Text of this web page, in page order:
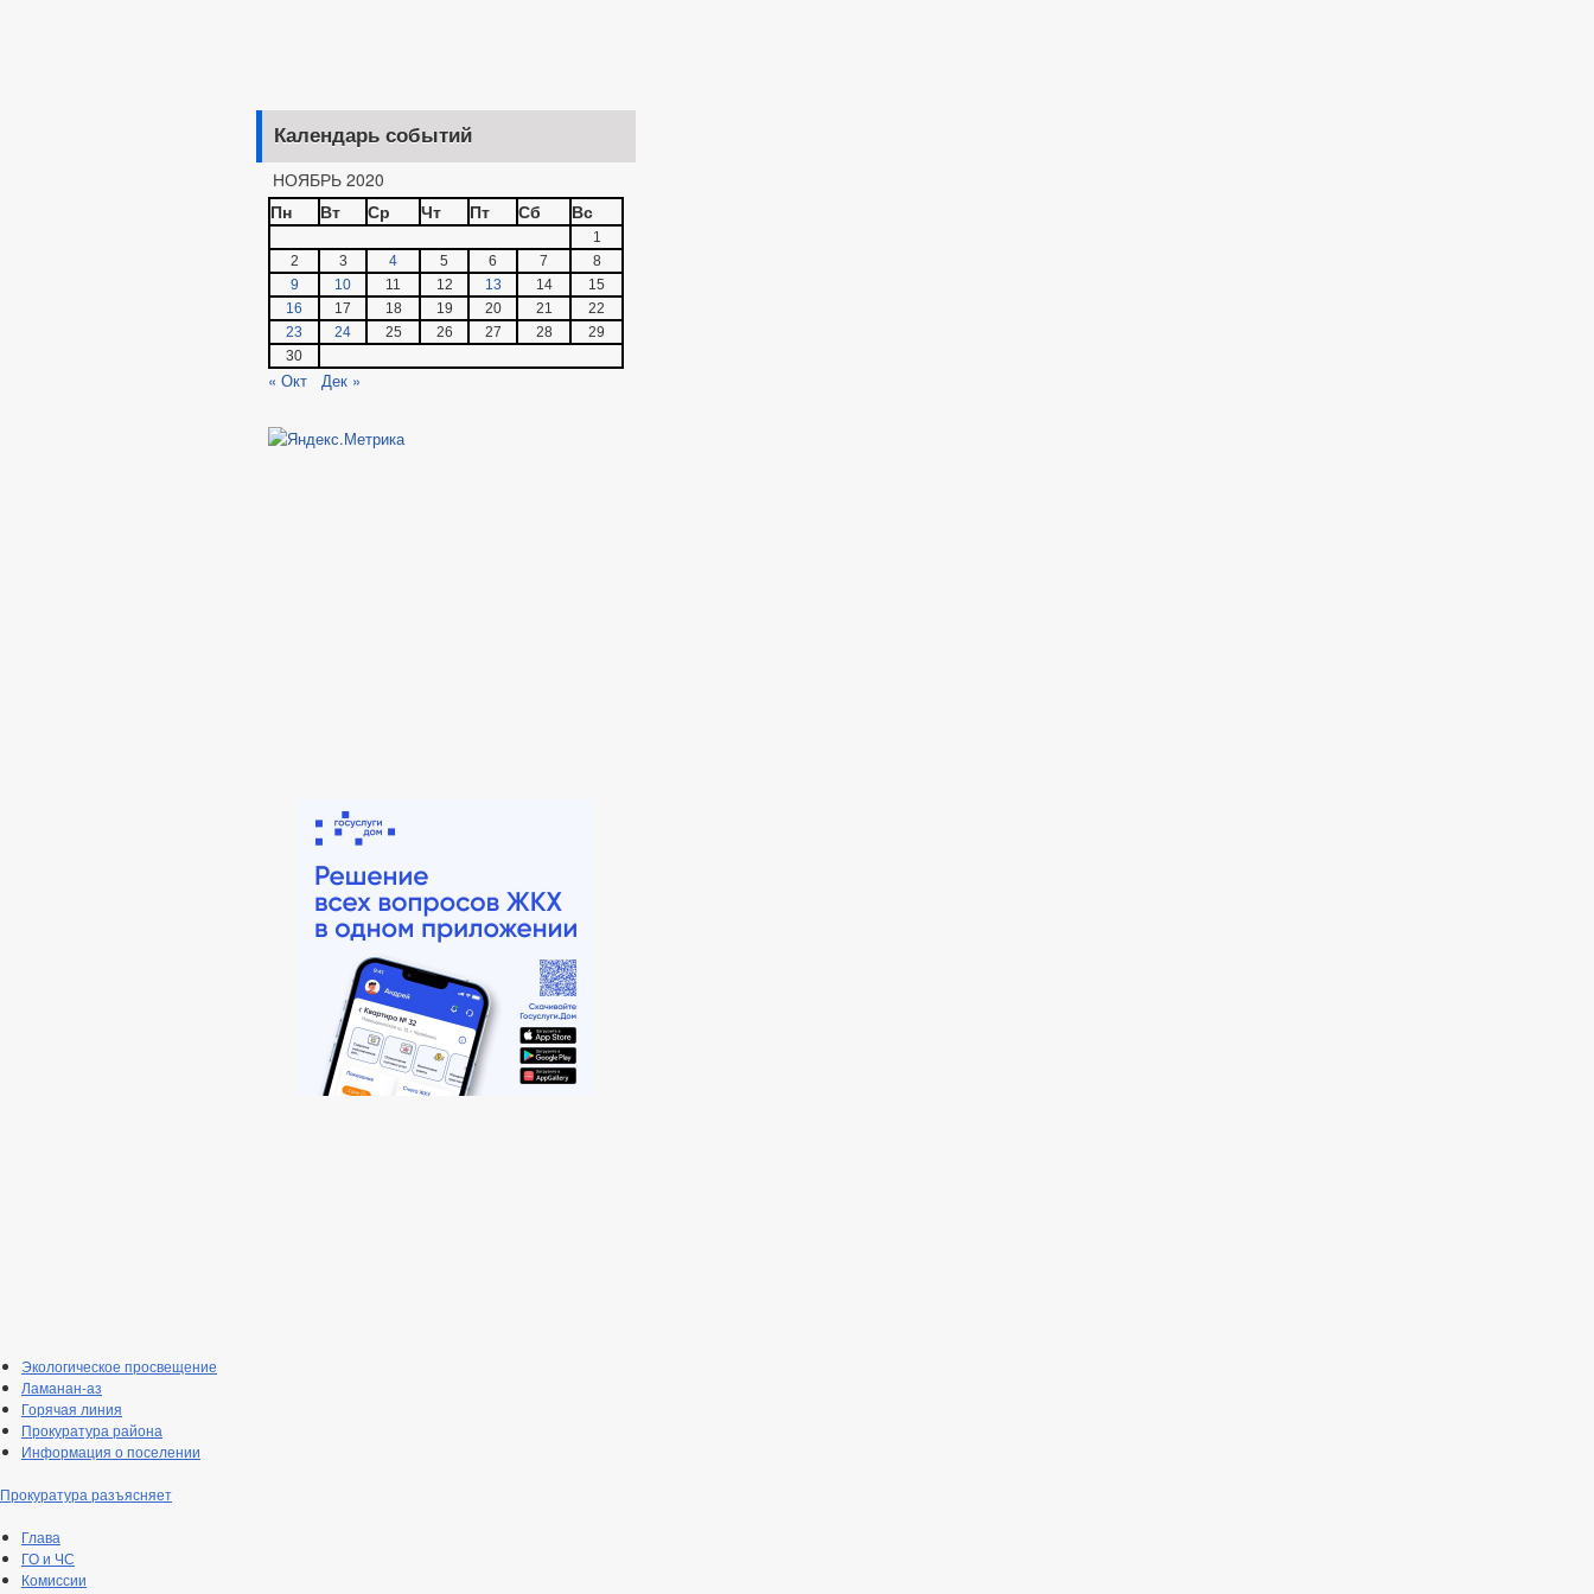
Календарь событий
НОЯБРЬ 2020
Пн
Вт Ср Чт Пт Сб Вс
1
2
3 4 5 6 7
8
9
10 11 12 13 14
15
16
17 18 19 20 21
22
23
24 25 26 27 28
29
30
« Окт Дек »
Экологическое просвещение
Ламанан-аз
Горячая линия
Прокуратура района
Информация о поселении
Прокуратура разъясняет
Глава
ГО и ЧС
Комиссии